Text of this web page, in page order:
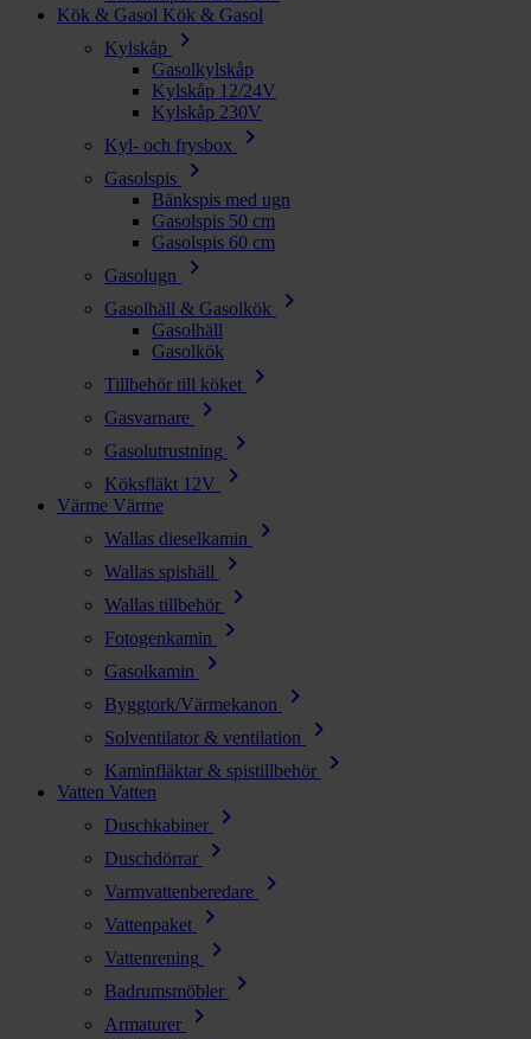
Kök & Gasol Kök & Gasol
Kylskåp
chevron_right
Gasolkylskåp
Kylskåp 12/24V
Kylskåp 230V
Kyl- och frysbox
chevron_right
Gasolspis chevron_right
Bänkspis med ugn
Gasolspis 50 cm
Gasolspis 60 cm
Gasolugn
chevron_right
Gasolhäll & Gasolkök chevron_right
Gasolhäll
Gasolkök
Tillbehör till köket
chevron_right
Gasvarnare chevron_right
Gasolutrustning chevron_right
Köksfläkt 12V chevron_right
Värme Värme
Wallas dieselkamin
chevron_right
Wallas spishäll chevron_right
Wallas tillbehör chevron_right
Fotogenkamin chevron_right
Gasolkamin chevron_right
Byggtork/Värmekanon chevron_right
Solventilator & ventilation chevron_right
Kaminfläktar & spistillbehör chevron_right
Vatten Vatten
Duschkabiner
chevron_right
Duschdörrar chevron_right
Varmvattenberedare chevron_right
Vattenpaket chevron_right
Vattenrening chevron_right
Badrumsmöbler chevron_right
Armaturer chevron_right